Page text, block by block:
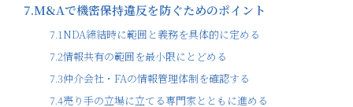
7.M&Aで機密保持違反を防ぐためのポイント
7.1NDA締結時に範囲と義務を具体的に定める
7.2情報共有の範囲を最小限にとどめる
7.3仲介会社・FAの情報管理体制を確認する
7.4売り手の立場に立てる専門家とともに進める